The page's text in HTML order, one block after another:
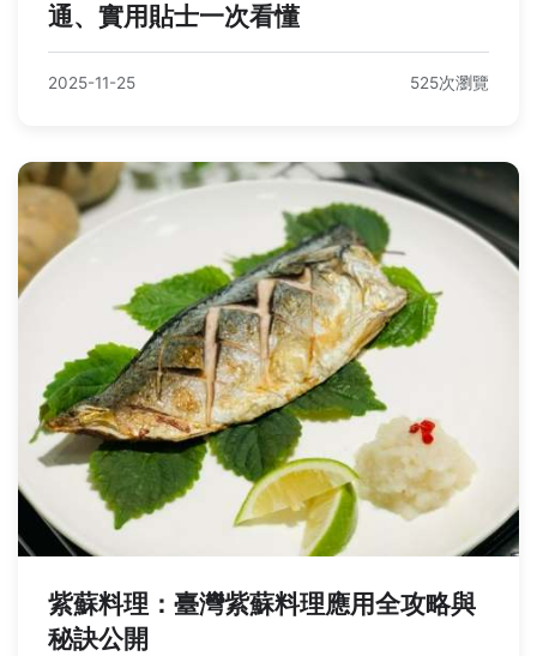
通、實用貼士一次看懂
2025-11-25 525次瀏覽
紫蘇料理：臺灣紫蘇料理應用全攻略與
秘訣公開